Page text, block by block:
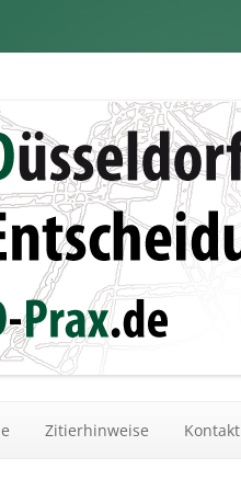
Zitierhinweise Kontakt